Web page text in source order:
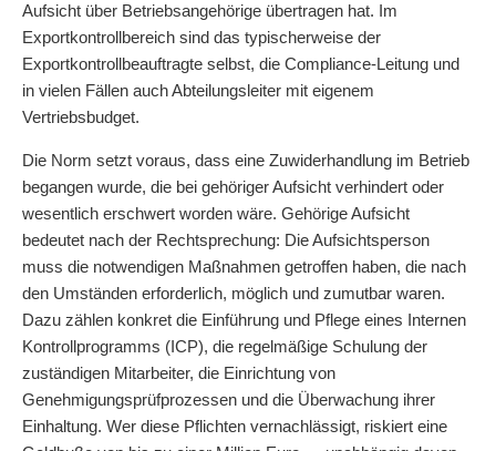
Aufsicht über Betriebsangehörige übertragen hat. Im
Exportkontrollbereich sind das typischerweise der
Exportkontrollbeauftragte selbst, die Compliance-Leitung und
in vielen Fällen auch Abteilungsleiter mit eigenem
Vertriebsbudget.
Die Norm setzt voraus, dass eine Zuwiderhandlung im Betrieb
begangen wurde, die bei gehöriger Aufsicht verhindert oder
wesentlich erschwert worden wäre. Gehörige Aufsicht
bedeutet nach der Rechtsprechung: Die Aufsichtsperson
muss die notwendigen Maßnahmen getroffen haben, die nach
den Umständen erforderlich, möglich und zumutbar waren.
Dazu zählen konkret die Einführung und Pflege eines Internen
Kontrollprogramms (ICP), die regelmäßige Schulung der
zuständigen Mitarbeiter, die Einrichtung von
Genehmigungsprüfprozessen und die Überwachung ihrer
Einhaltung. Wer diese Pflichten vernachlässigt, riskiert eine